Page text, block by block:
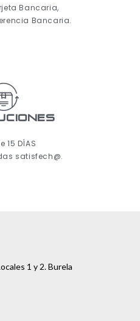
Bancaria,
Bancaria.
15 DÍAS
satisfech@.
1 y 2. Burela